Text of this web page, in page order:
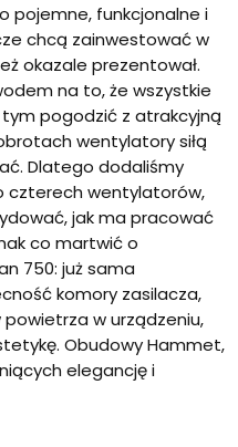
pojemne, funkcjonalne i
chcą zainwestować w
okazale prezentował.
na to, że wszystkie
pogodzić z atrakcyjną
wentylatory siłą
Dlatego dodaliśmy
czterech wentylatorów,
jak ma pracować
co martwić o
750: już sama
komory zasilacza,
w urządzeniu,
Obudowy Hammet,
elegancję i